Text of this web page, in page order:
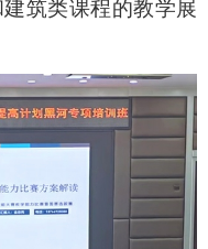
筑类课程的教学展